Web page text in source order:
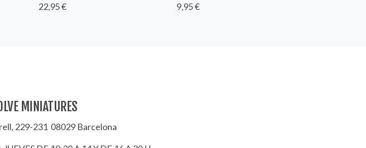
22,95 € 9,95 €
MINIATURES
229-231 08029 Barcelona